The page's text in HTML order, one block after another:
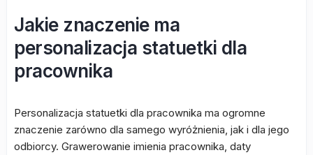
Jakie znaczenie ma
personalizacja statuetki dla
pracownika
Personalizacja statuetki dla pracownika ma ogromne
znaczenie zarówno dla samego wyróżnienia, jak i dla jego
odbiorcy. Grawerowanie imienia pracownika, daty